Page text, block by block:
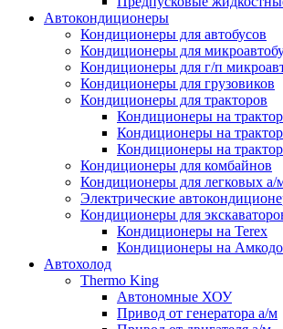
Автокондиционеры
Кондиционеры для автобусов
Кондиционеры для
Кондиционеры для г/п
Кондиционеры для грузовиков
Кондиционеры для тракторов
Кондиционеры на
Кондиционеры на
Кондиционеры на
Кондиционеры для комбайнов
Кондиционеры для легковых а/
Электрические
Кондиционеры для
Кондиционеры на Terex
Кондиционеры на
Автохолод
Thermo King
Автономные ХОУ
Привод от генератора а/м